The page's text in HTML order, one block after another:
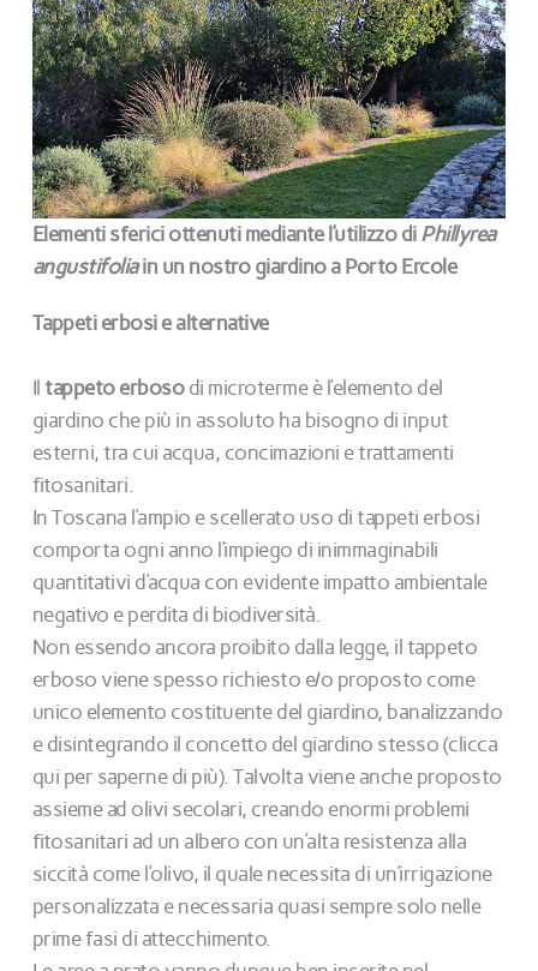
Elementi sferici ottenuti mediante l’utilizzo di Phillyrea
angustifoliain un nostro giardino a Porto Ercole
Tappeti erbosi e alternative
Il tappeto erbosodi microterme è l’elemento del
giardino che più in assoluto ha bisogno di input
esterni, tra cui acqua, concimazioni e trattamenti
fitosanitari.
In Toscana l’ampio e scellerato uso di tappeti erbosi
comporta ogni anno l’impiego di inimmaginabili
quantitativi d’acqua con evidente impatto ambientale
negativo e perdita di biodiversità.
Non essendo ancora proibito dalla legge, il tappeto
erboso viene spesso richiesto e/o proposto come
unico elemento costituente del giardino, banalizzando
e disintegrando il concetto del giardino stesso (clicca
qui per saperne di più). Talvolta viene anche proposto
assieme ad olivi secolari, creando enormi problemi
fitosanitari ad un albero con un’alta resistenza alla
siccità come l’olivo, il quale necessita di un’irrigazione
personalizzata e necessaria quasi sempre solo nelle
prime fasi di attecchimento.